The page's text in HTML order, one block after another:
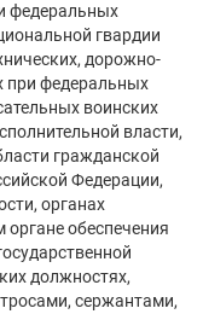
федеральных
гвардии
дорожно-
при федеральных
воинских
власти,
гражданской
Федерации,
органах
обеспечения
должностях,
сержантами,